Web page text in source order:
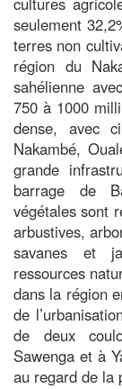
seulement
terres non
région du
sahélienne
750 à 1000
dense, avec
Nakambé,
grande
barrage de
végétales sont
arbustives,
savanes et
ressources
dans la région
de
de deux
Sawenga et à
au regard de la